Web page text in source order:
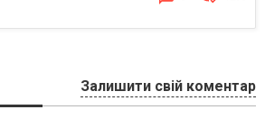
Залишити свій коментар